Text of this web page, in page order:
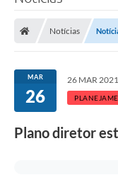
Serviços Online
Carta de Serviços
Notícias
MAR
26
26 MAR 2021
Plano diretor